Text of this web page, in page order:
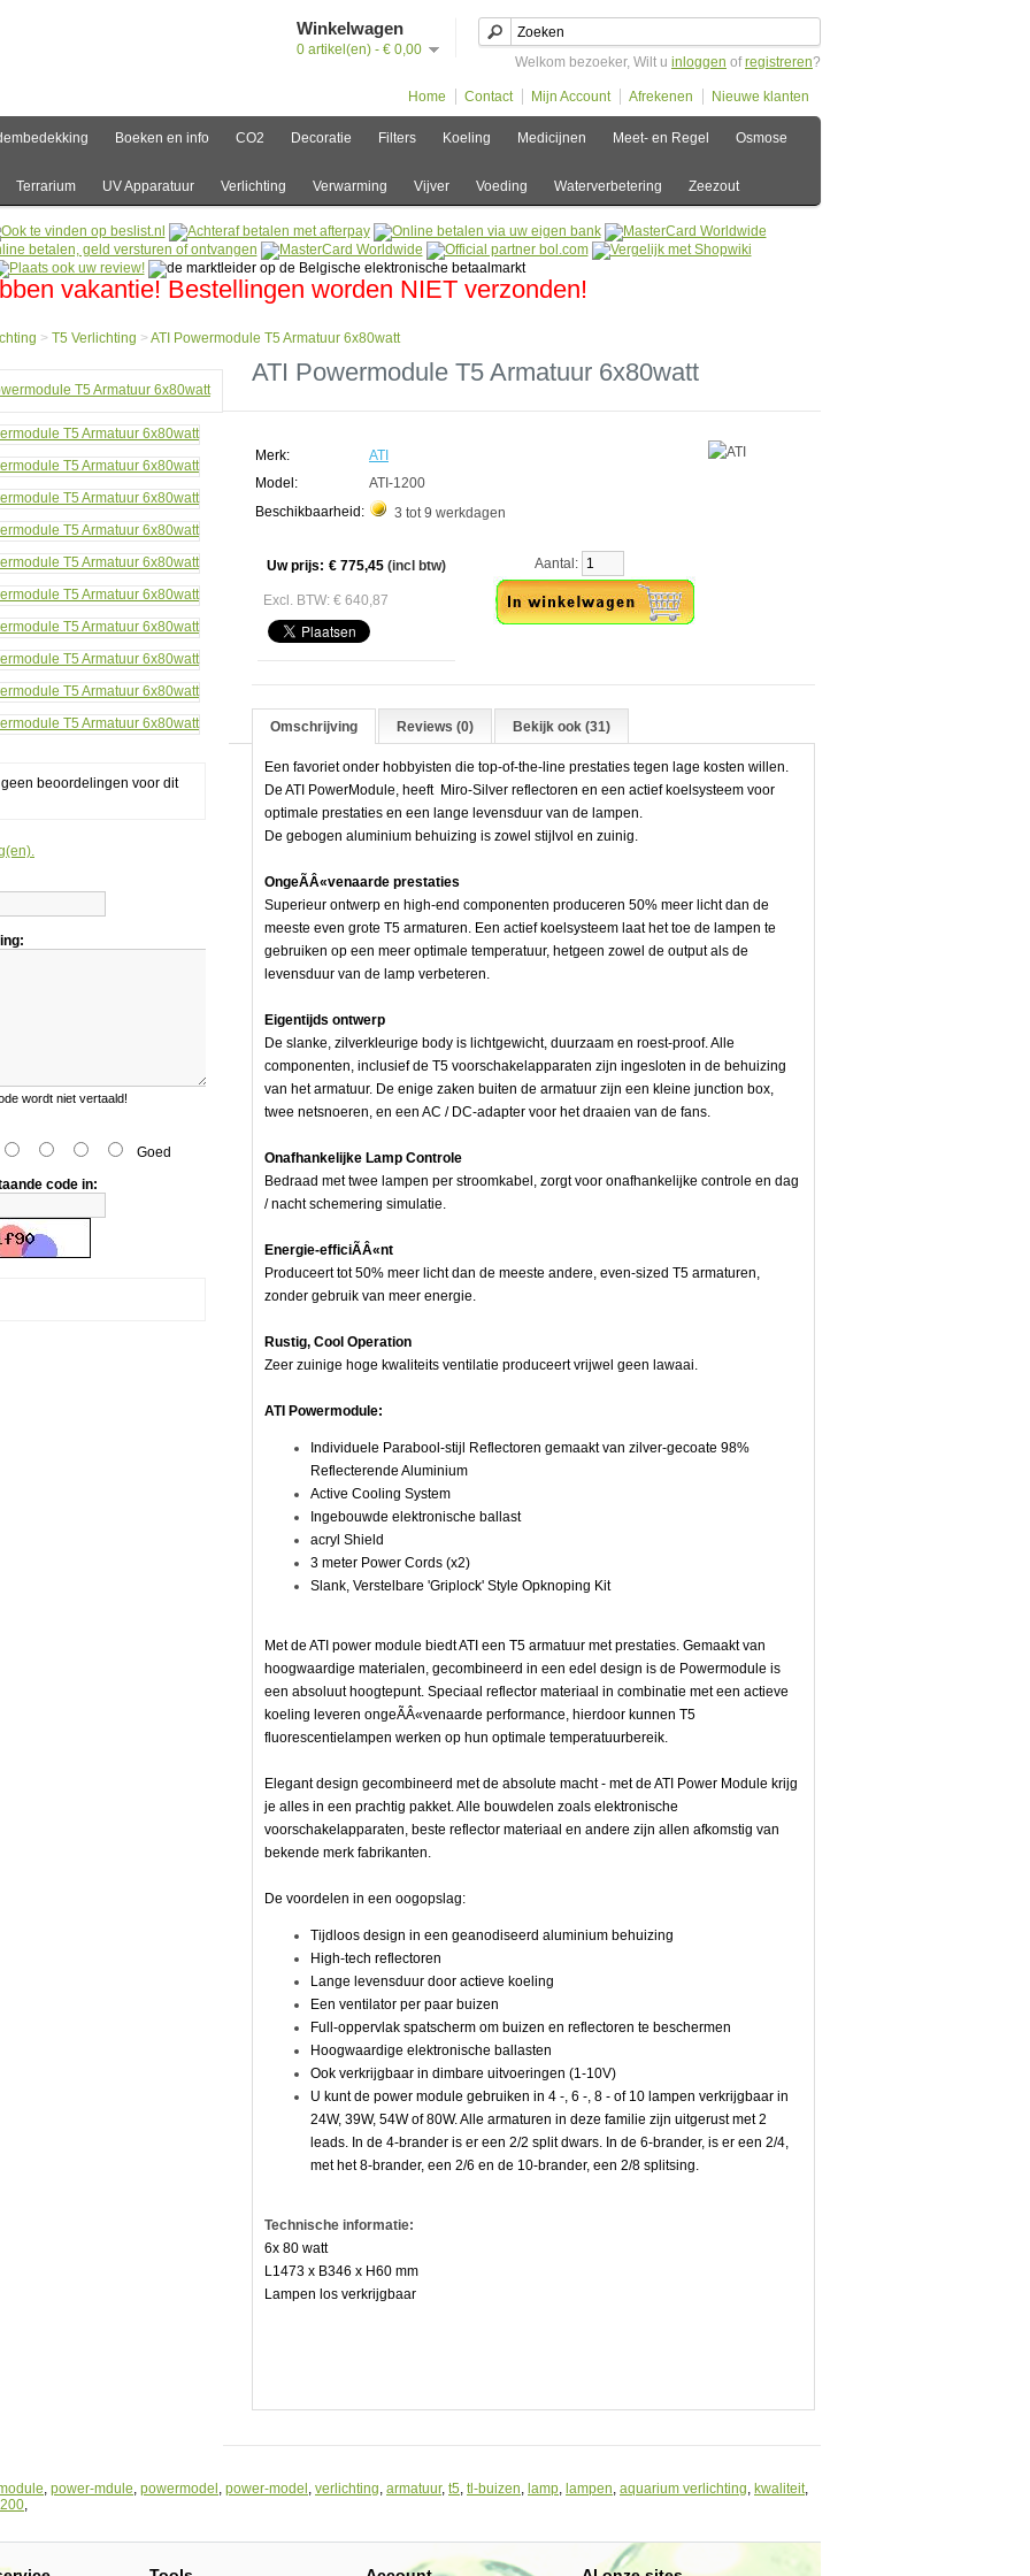
Winkelwagen
0 artikel(en) - € 0,00
Welkom bezoeker, Wilt u inloggen ofregistreren?
Home Contact Mijn Account Afrekenen Nieuwe klanten
Boeken en info CO2 Decoratie Filters Koeling Medicijnen Meet- en Regel Osmose
Terrarium UV Apparatuur Verlichting Verwarming Vijver Voeding Waterverbetering Zeezout
vakantie! Bestellingen worden NIET verzonden!
> T5 Verlichting > ATI Powermodule T5 Armatuur 6x80watt
beoordelingen voor dit
wordt niet vertaald!
Goed
code in:
ATI Powermodule T5 Armatuur 6x80watt
Merk:
ATI
Model:
ATI-1200
Beschikbaarheid:
3 tot 9 werkdagen
Uw prijs: € 775,45 (incl btw)
Excl. BTW: € 640,87
Aantal:
Omschrijving Reviews (0) Bekijk ook (31)
Een favoriet onder hobbyisten die top-of-the-line prestaties tegen lage kosten willen.
De ATI PowerModule, heeft Miro-Silver reflectoren en een actief koelsysteem voor
optimale prestaties en een lange levensduur van de lampen.
De gebogen aluminium behuizing is zowel stijlvol en zuinig.
OngeÃÂ«venaarde prestaties
Superieur ontwerp en high-end componenten produceren 50% meer licht dan de
meeste even grote T5 armaturen. Een actief koelsysteem laat het toe de lampen te
gebruiken op een meer optimale temperatuur, hetgeen zowel de output als de
levensduur van de lamp verbeteren.
Eigentijds ontwerp
De slanke, zilverkleurige body is lichtgewicht, duurzaam en roest-proof. Alle
componenten, inclusief de T5 voorschakelapparaten zijn ingesloten in de behuizing
van het armatuur. De enige zaken buiten de armatuur zijn een kleine junction box,
twee netsnoeren, en een AC / DC-adapter voor het draaien van de fans.
Onafhankelijke Lamp Controle
Bedraad met twee lampen per stroomkabel, zorgt voor onafhankelijke controle en dag
/ nacht schemering simulatie.
Energie-efficiÃÂ«nt
Produceert tot 50% meer licht dan de meeste andere, even-sized T5 armaturen,
zonder gebruik van meer energie.
Rustig, Cool Operation
Zeer zuinige hoge kwaliteits ventilatie produceert vrijwel geen lawaai.
ATI Powermodule:
Individuele Parabool-stijl Reflectoren gemaakt van zilver-gecoate 98%
Reflecterende Aluminium
Active Cooling System
Ingebouwde elektronische ballast
acryl Shield
3 meter Power Cords (x2)
Slank, Verstelbare 'Griplock' Style Opknoping Kit
Met de ATI power module biedt ATI een T5 armatuur met prestaties. Gemaakt van
hoogwaardige materialen, gecombineerd in een edel design is de Powermodule is
een absoluut hoogtepunt. Speciaal reflector materiaal in combinatie met een actieve
koeling leveren ongeÃÂ«venaarde performance, hierdoor kunnen T5
fluorescentielampen werken op hun optimale temperatuurbereik.
Elegant design gecombineerd met de absolute macht - met de ATI Power Module krijg
je alles in een prachtig pakket. Alle bouwdelen zoals elektronische
voorschakelapparaten, beste reflector materiaal en andere zijn allen afkomstig van
bekende merk fabrikanten.
De voordelen in een oogopslag:
Tijdloos design in een geanodiseerd aluminium behuizing
High-tech reflectoren
Lange levensduur door actieve koeling
Een ventilator per paar buizen
Full-oppervlak spatscherm om buizen en reflectoren te beschermen
Hoogwaardige elektronische ballasten
Ook verkrijgbaar in dimbare uitvoeringen (1-10V)
U kunt de power module gebruiken in 4 -, 6 -, 8 - of 10 lampen verkrijgbaar in
24W, 39W, 54W of 80W. Alle armaturen in deze familie zijn uitgerust met 2
leads. In de 4-brander is er een 2/2 split dwars. In de 6-brander, is er een 2/4,
met het 8-brander, een 2/6 en de 10-brander, een 2/8 splitsing.
Technische informatie:
6x 80 watt
L1473 x B346 x H60 mm
Lampen los verkrijgbaar
, power-mdule, powermodel , power-model , verlichting, armatuur, t5, tl-buizen, lamp, lampen, aquarium verlichting, kwaliteit,
,